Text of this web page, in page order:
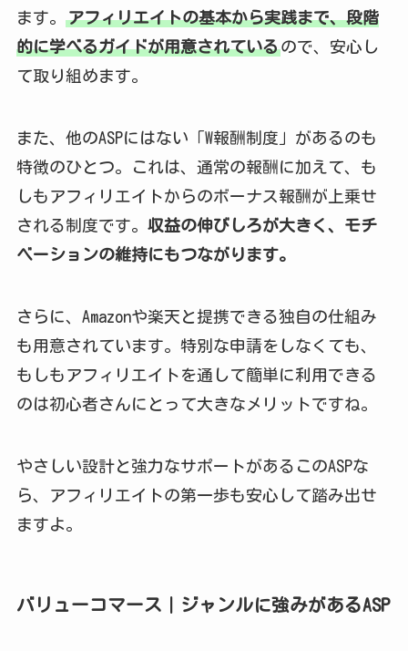
ます。
アフィリエイトの基本から実践まで、段階
的に学べるガイドが用意されているので、安心し
て取り組めます。
また、他のASPにはない「W報酬制度」があるのも
特徴のひとつ。これは、通常の報酬に加えて、も
しもアフィリエイトからのボーナス報酬が上乗せ
される制度です。 収益の伸びしろが大きく、モチ
ベーションの維持にもつながります。
さらに、Amazonや楽天と提携できる独自の仕組み
も用意されています。特別な申請をしなくても、
もしもアフィリエイトを通して簡単に利用できる
のは初心者さんにとって大きなメリットですね。
やさしい設計と強力なサポートがあるこのASPな
ら、アフィリエイトの第一歩も安心して踏み出せ
ますよ。
バリューコマース｜ジャンルに強みがあるASP